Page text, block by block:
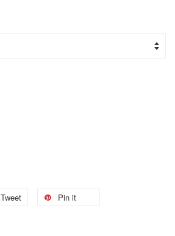
Tweet Pin it